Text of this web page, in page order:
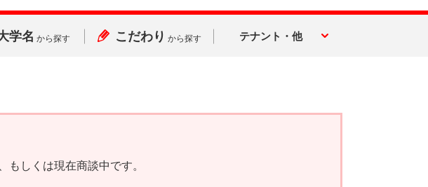
学名 から探す こだわり から探す テナント・他
もしくは現在商談中です。